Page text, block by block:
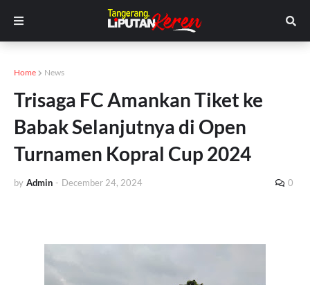
Home News
Trisaga FC Amankan Tiket ke
Babak Selanjutnya di Open
Turnamen Kopral Cup 2024
by Admin - December 24, 2024 0